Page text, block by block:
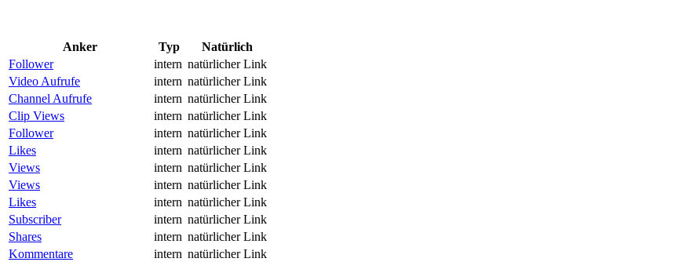
Anker Typ
Natürlich
Follower
intern natürlicher Link
Video Aufrufe
intern natürlicher Link
Channel Aufrufe
intern natürlicher Link
Clip Views
intern natürlicher Link
Follower
intern natürlicher Link
Likes
intern natürlicher Link
Views
intern natürlicher Link
Views
intern natürlicher Link
Likes
intern natürlicher Link
Subscriber
intern natürlicher Link
Shares
intern natürlicher Link
Kommentare
intern natürlicher Link